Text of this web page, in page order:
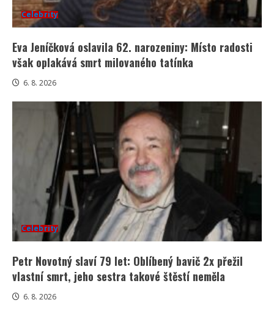
Celebrity
Eva Jeníčková oslavila 62. narozeniny: Místo radosti
však oplakává smrt milovaného tatínka
6. 8. 2026
Celebrity
Petr Novotný slaví 79 let: Oblíbený bavič 2x přežil
vlastní smrt, jeho sestra takové štěstí neměla
6. 8. 2026